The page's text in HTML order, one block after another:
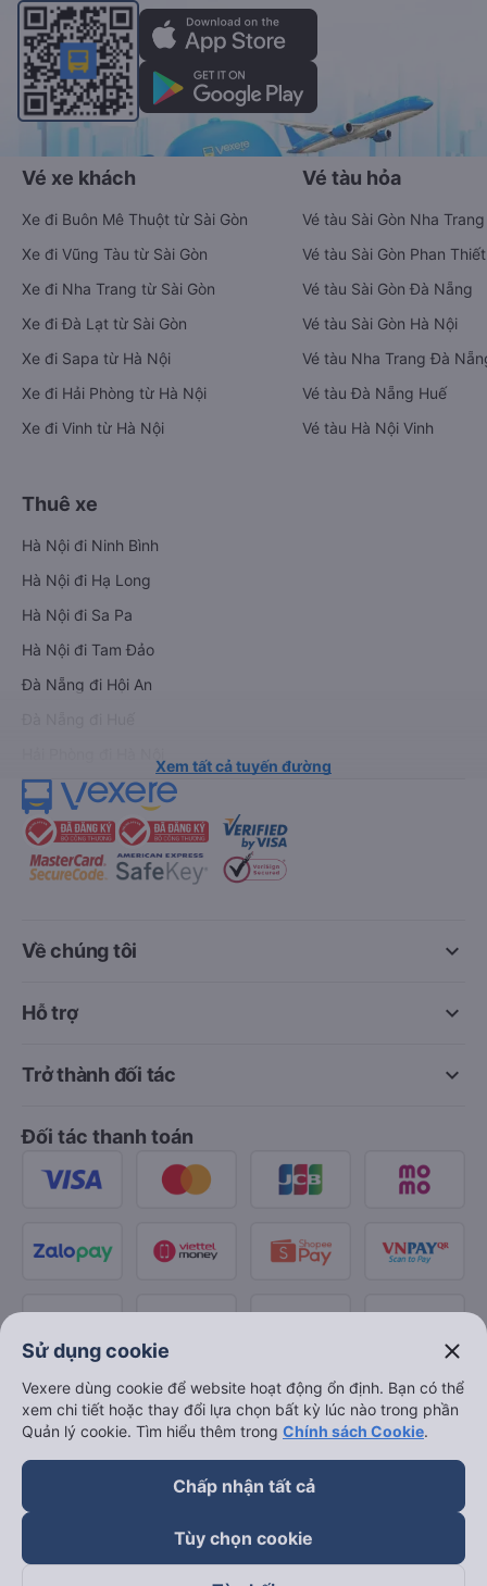
Vé xe khách
Xe đi Buôn Mê Thuột từ Sài Gòn
Xe đi Vũng Tàu từ Sài Gòn
Xe đi Nha Trang từ Sài Gòn
Xe đi Đà Lạt từ Sài Gòn
Xe đi Sapa từ Hà Nội
Xe đi Hải Phòng từ Hà Nội
Xe đi Vinh từ Hà Nội
Vé tàu hỏa
Vé tàu Sài Gòn Nha Trang
Vé tàu Sài Gòn Phan Thiết
Vé tàu Sài Gòn Đà Nẵng
Vé tàu Sài Gòn Hà Nội
Vé tàu Nha Trang Đà
Vé tàu Đà Nẵng Huế
Vé tàu Hà Nội Vinh
Thuê xe
Hà Nội đi Ninh Bình
Hà Nội đi Hạ Long
Hà Nội đi Sa Pa
Hà Nội đi Tam Đảo
Đà Nẵng đi Hội An
Xem tất cả tuyến đường
keyboard_arrow_down
Về chúng tôi
keyboard_arrow_down
Hỗ trợ
keyboard_arrow_down
Trở thành đối tác
Đối tác thanh toán
Sử dụng cookie close
Vexere dùng cookie để website hoạt động ổn định. Bạn có thể
xem chi tiết hoặc thay đổi lựa chọn bất kỳ lúc nào trong phần
Quản lý cookie. Tìm hiểu thêm trong Chính sách Cookie.
Chấp nhận tất cả
Tùy chọn cookie